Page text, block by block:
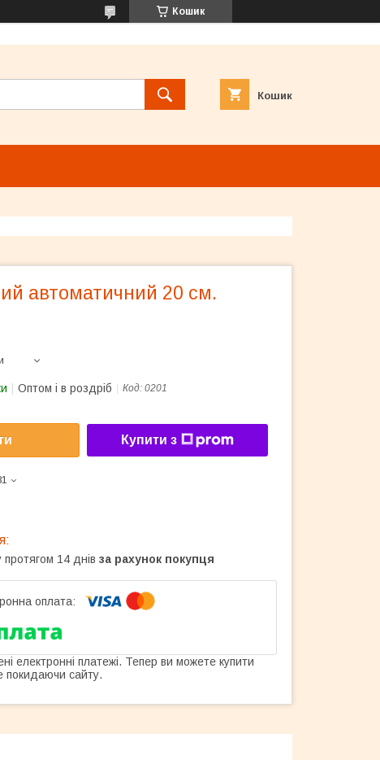
Кошик
Кошик
автоматичний 20 см.
Оптом і в роздріб Код: 0201
Купити з
14 днів за рахунок покупця
електронні платежі. Тепер ви можете купити
покидаючи сайту.